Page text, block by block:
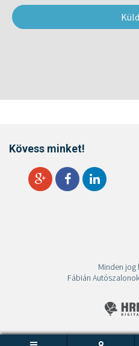
Kövess minket!
Minden jog
Fábián